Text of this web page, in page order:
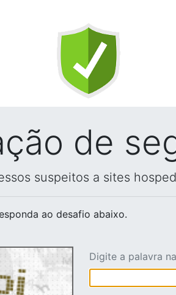
de
suspeitos a sites
ao desafio abaixo.
Digite a palavra